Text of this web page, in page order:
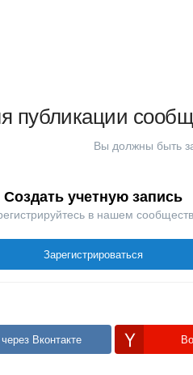
публикации
Вы должны быть
Создать учетную запись
в нашем
Зарегистрироваться
Вконтакте